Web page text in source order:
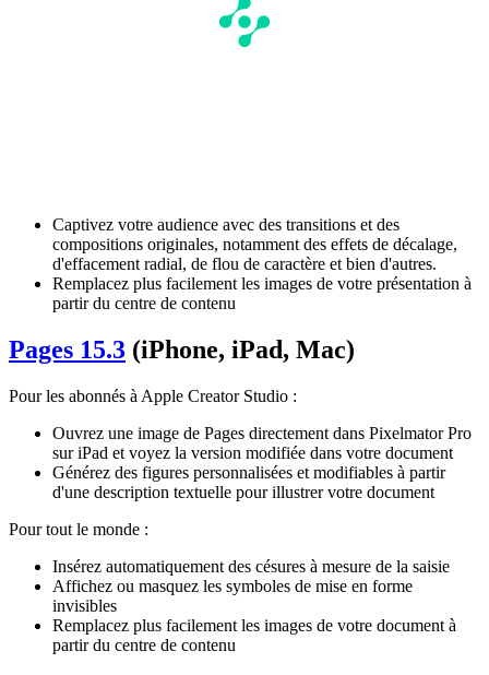
Captivez votre audience avec des transitions et des
compositions originales, notamment des effets de décalage,
d'effacement radial, de flou de caractère et bien d'autres.
Remplacez plus facilement les images de votre présentation à
partir du centre de contenu
Pages 15.3 (iPhone, iPad, Mac)
Pour les abonnés à Apple Creator Studio :
Ouvrez une image de Pages directement dans Pixelmator Pro
sur iPad et voyez la version modifiée dans votre document
Générez des figures personnalisées et modifiables à partir
d'une description textuelle pour illustrer votre document
Pour tout le monde :
Insérez automatiquement des césures à mesure de la saisie
Affichez ou masquez les symboles de mise en forme
invisibles
Remplacez plus facilement les images de votre document à
partir du centre de contenu